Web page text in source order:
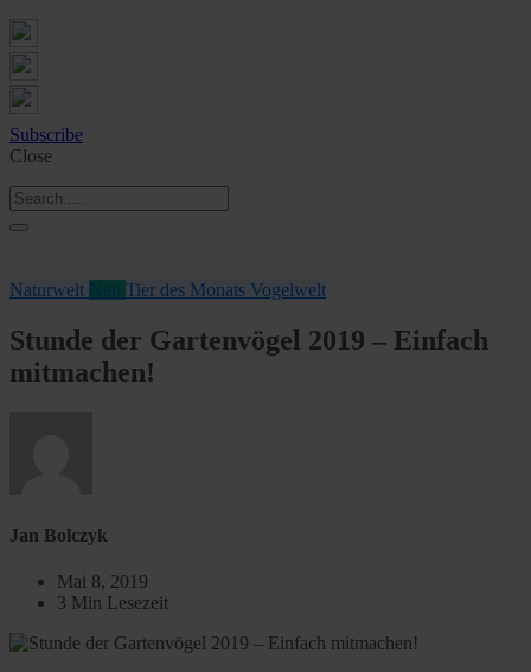
Subscribe
Close
Naturwelt Tier des Monats Vogelwelt
Stunde der Gartenvögel 2019 – Einfach
mitmachen!
Jan Bolczyk
Mai 8, 2019
3 Min Lesezeit